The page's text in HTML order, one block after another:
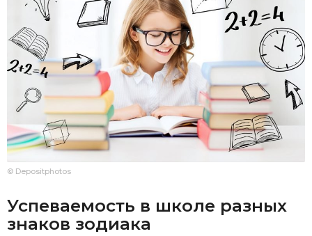
© Depositphotos
Успеваемость в школе разных
знаков зодиака